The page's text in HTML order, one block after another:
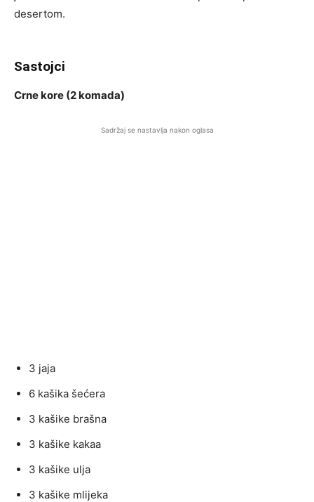
desertom.
Sastojci
Crne kore (2 komada)
Sadržaj se nastavlja nakon oglasa
3 jaja
6 kašika šećera
3 kašike brašna
3 kašike kakaa
3 kašike ulja
3 kašike mlijeka